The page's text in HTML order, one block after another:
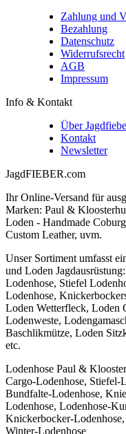
Zahlung und
Bezahlung
Datenschutz
Widerrufsrecht
AGB
Impressum
Info & Kontakt
Über
Kontakt
Newsletter
JagdFIEBER.com
Ihr Online-Versand für
Marken: Paul &
Loden - Handmade
Custom Leather, uvm.
Unser Sortiment umfasst
und Loden
Lodenhose, Stiefel
Lodenhose,
Loden Wetterfleck, Loden
Lodenweste,
Baschlikmütze, Loden
etc.
Lodenhose Paul &
Cargo-Lodenhose, Stiefel-
Bundfalte-Lodenhose,
Lodenhose, Lodenhose-
Knickerbocker-
Winter-Lodenhose